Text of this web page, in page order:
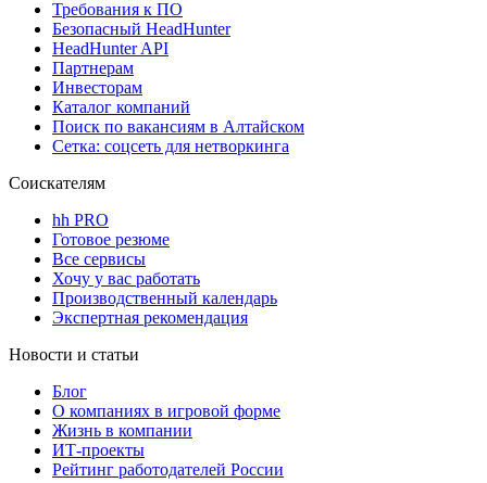
Требования к ПО
Безопасный HeadHunter
HeadHunter API
Партнерам
Инвесторам
Каталог компаний
Поиск по вакансиям в Алтайском
Сетка: соцсеть для нетворкинга
Соискателям
hh PRO
Готовое резюме
Все сервисы
Хочу у вас работать
Производственный календарь
Экспертная рекомендация
Новости и статьи
Блог
О компаниях в игровой форме
Жизнь в компании
ИТ-проекты
Рейтинг работодателей России